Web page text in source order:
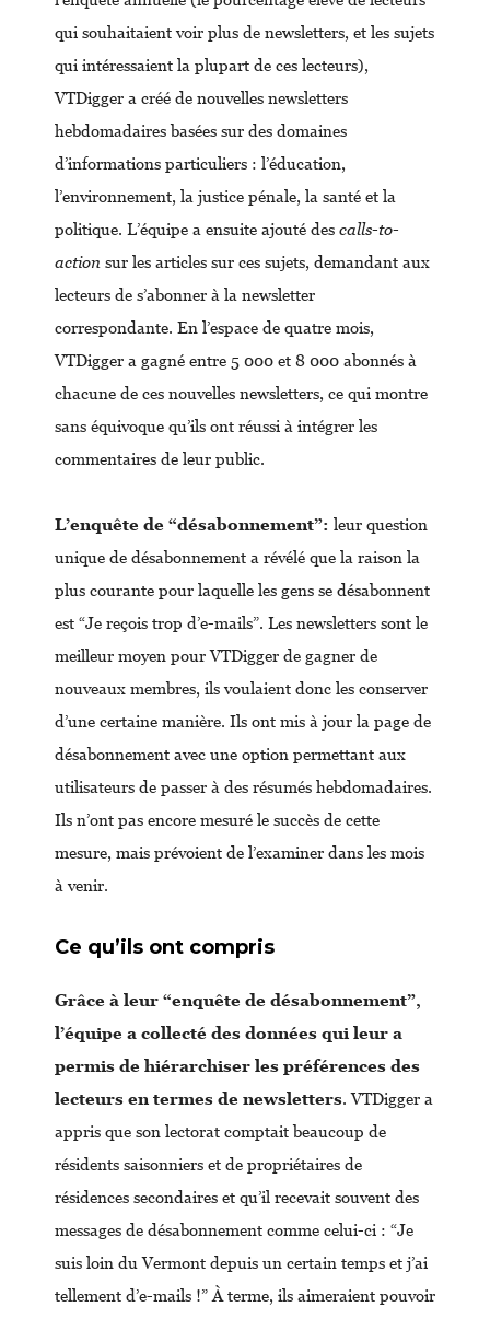
qui souhaitaient voir plus de newsletters, et les sujets
qui intéressaient la plupart de ces lecteurs),
VTDigger a créé de nouvelles newsletters
hebdomadaires basées sur des domaines
d’informations particuliers : l’éducation,
l’environnement, la justice pénale, la santé et la
politique. L’équipe a ensuite ajouté des calls-to-
action sur les articles sur ces sujets, demandant aux
lecteurs de s’abonner à la newsletter
correspondante. En l’espace de quatre mois,
VTDigger a gagné entre 5 000 et 8 000 abonnés à
chacune de ces nouvelles newsletters, ce qui montre
sans équivoque qu’ils ont réussi à intégrer les
commentaires de leur public.
L’enquête de “désabonnement”: leur question
unique de désabonnement a révélé que la raison la
plus courante pour laquelle les gens se désabonnent
est “Je reçois trop d’e-mails”. Les newsletters sont le
meilleur moyen pour VTDigger de gagner de
nouveaux membres, ils voulaient donc les conserver
d’une certaine manière. Ils ont mis à jour la page de
désabonnement avec une option permettant aux
utilisateurs de passer à des résumés hebdomadaires.
Ils n’ont pas encore mesuré le succès de cette
mesure, mais prévoient de l’examiner dans les mois
à venir.
Ce qu’ils ont compris
Grâce à leur “enquête de désabonnement”,
l’équipe a collecté des données qui leur a
permis de hiérarchiser les préférences des
lecteurs en termes de newsletters. VTDigger a
appris que son lectorat comptait beaucoup de
résidents saisonniers et de propriétaires de
résidences secondaires et qu’il recevait souvent des
messages de désabonnement comme celui-ci : “Je
suis loin du Vermont depuis un certain temps et j’ai
tellement d’e-mails !” À terme, ils aimeraient pouvoir